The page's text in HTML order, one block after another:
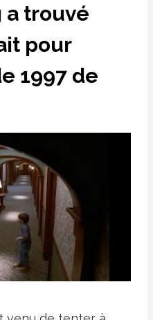
a trouvé
pour
1997 de